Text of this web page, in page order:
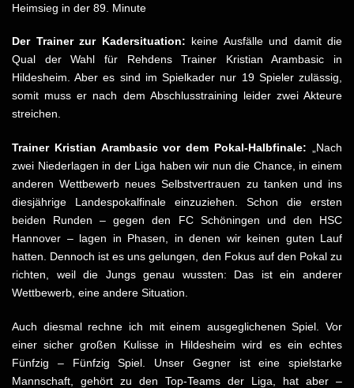
Heimsieg in der 89. Minute
Der Trainer zur Kadersituation: keine Ausfälle und damit die
Qual der Wahl für Rehdens Trainer Kristian Arambasic in
Hildesheim. Aber es sind im Spielkader nur 19 Spieler zulässig,
somit muss er nach dem Abschlusstraining leider zwei Akteure
streichen.
Trainer Kristian Arambasic vor dem Pokal-Halbfinale:
„Nach
zwei Niederlagen in der Liga haben wir nun die Chance, in einem
anderen Wettbewerb neues Selbstvertrauen zu tanken und ins
diesjährige Landespokalfinale einzuziehen. Schon die ersten
beiden Runden – gegen den FC Schöningen und den HSC
Hannover – lagen in Phasen, in denen wir keinen guten Lauf
hatten. Dennoch ist es uns gelungen, den Fokus auf den Pokal zu
richten, weil die Jungs genau wussten: Das ist ein anderer
Wettbewerb, eine andere Situation.
Auch diesmal rechne ich mit einem ausgeglichenen Spiel. Vor
einer sicher großen Kulisse in Hildesheim wird es ein echtes
Fünfzig – Fünfzig Spiel. Unser Gegner ist eine spielstarke
Mannschaft, gehört zu den Top-Teams der Liga, hat aber –